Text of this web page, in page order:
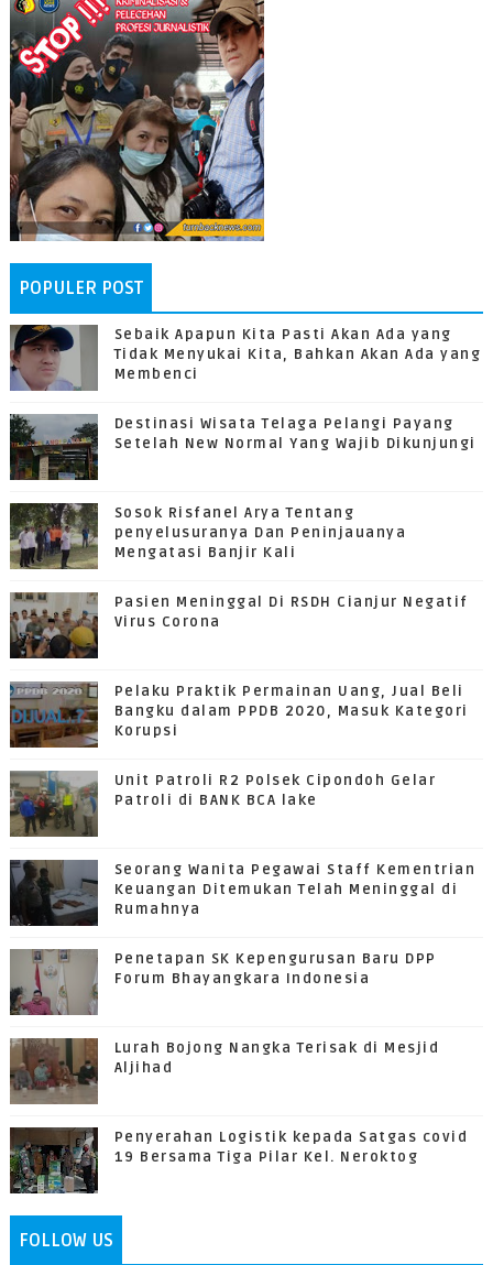
POPULER POST
Sebaik Apapun Kita Pasti Akan Ada yang
Tidak Menyukai Kita, Bahkan Akan Ada yang
Membenci
Destinasi Wisata Telaga Pelangi Payang
Setelah New Normal Yang Wajib Dikunjungi
Sosok Risfanel Arya Tentang
penyelusuranya Dan Peninjauanya
Mengatasi Banjir Kali
Pasien Meninggal Di RSDH Cianjur Negatif
Virus Corona
Pelaku Praktik Permainan Uang, Jual Beli
Bangku dalam PPDB 2020, Masuk Kategori
Korupsi
Unit Patroli R2 Polsek Cipondoh Gelar
Patroli di BANK BCA lake
Seorang Wanita Pegawai Staff Kementrian
Keuangan Ditemukan Telah Meninggal di
Rumahnya
Penetapan SK Kepengurusan Baru DPP
Forum Bhayangkara Indonesia
Lurah Bojong Nangka Terisak di Mesjid
Aljihad
Penyerahan Logistik kepada Satgas covid
19 Bersama Tiga Pilar Kel. Neroktog
FOLLOW US